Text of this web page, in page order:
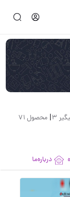
3
| محصول 71
درباره‌ما